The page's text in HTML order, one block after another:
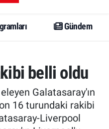
Gündem
belli oldu
Galatasaray'ın
16 turundaki rakibi
Liverpool